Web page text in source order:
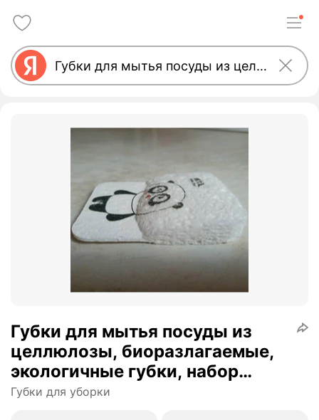
Губки для мытья посуды из
целлюлозы, биоразлагаемые,
экологичные губки, набор
губок 4 шт. 8,5 см х 6,5 см,
Губки для уборки